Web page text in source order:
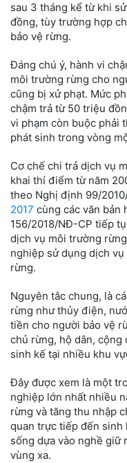
sau 3 tháng kể từ khi
đồng, tùy trường hợp
bảo vệ rừng.
Đáng chú ý, hành vi
môi trường rừng cho
cũng bị xử phạt. Mức
chậm trả từ 50 triệu
vi phạm còn buộc phải
phát sinh trong vòng
Cơ chế chi trả dịch vụ
khai thí điểm từ năm
theo Nghị định 99/
2017 cùng các văn bản
156/2018/NĐ-CP tiếp
dịch vụ môi trường
nghiệp sử dụng dịch
rừng.
Nguyên tắc chung, là
rừng như thủy điện,
tiền cho người bảo vệ
chủ rừng, hộ dân, cộng
sinh kế tại nhiều khu
Đây được xem là một
nghiệp lớn nhất nhiều
rừng và tăng thu nhập
quan trực tiếp đến sinh
sống dựa vào nghề giữ
vùng xa.